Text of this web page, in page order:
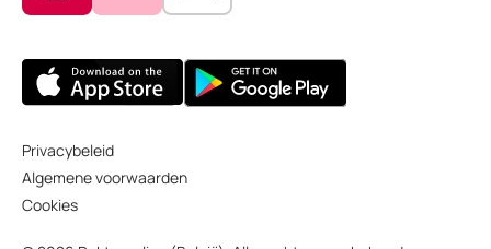
Privacybeleid
Algemene voorwaarden
Cookies